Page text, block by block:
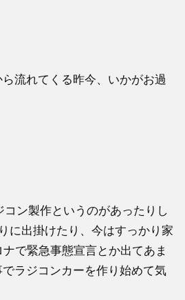
流れてくる昨今、いかがお過
ン製作というのがあったりし
に出掛けたり、今はすっかり家
で緊急事態宣言とか出てあま
ラジコンカーを作り始めて気